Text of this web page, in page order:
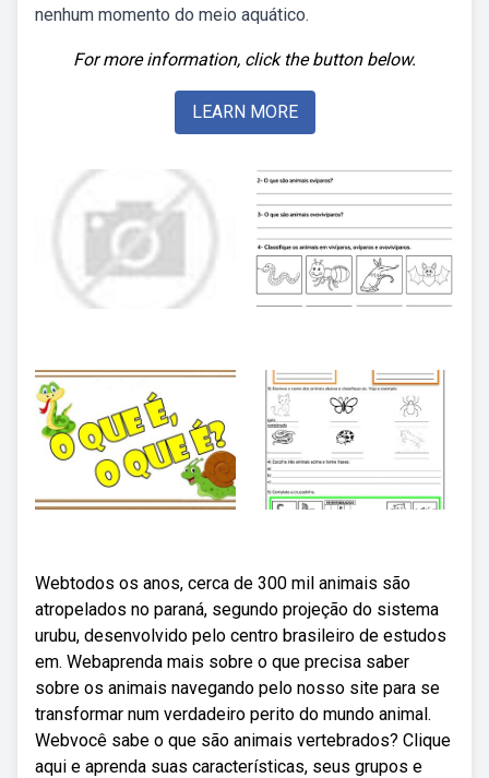
nenhum momento do meio aquático.
For more information, click the button below.
LEARN MORE
Webtodos os anos, cerca de 300 mil animais são
atropelados no paraná, segundo projeção do sistema
urubu, desenvolvido pelo centro brasileiro de estudos
em. Webaprenda mais sobre o que precisa saber
sobre os animais navegando pelo nosso site para se
transformar num verdadeiro perito do mundo animal.
Webvocê sabe o que são animais vertebrados? Clique
aqui e aprenda suas características, seus grupos e